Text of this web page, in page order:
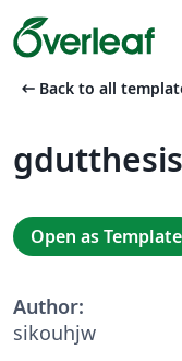
arrow_left_alt Back to all
gdutthesis
Open as Template
Author:
sikouhjw